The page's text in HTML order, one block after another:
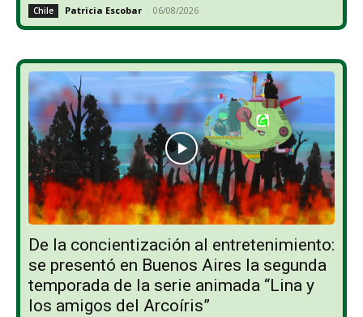
Chile Patricia Escobar - 06/08/2026
De la concientización al entretenimiento:
se presentó en Buenos Aires la segunda
temporada de la serie animada “Lina y
los amigos del Arcoíris”